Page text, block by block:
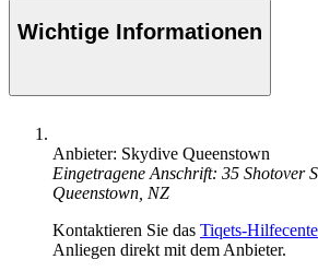
Wichtige Informationen
Anbieter: Skydive Queenstown
Eingetragene Anschrift: 35 Shotover
Queenstown, NZ
Kontaktieren Sie das Tiqets-
Anliegen direkt mit dem Anbieter.